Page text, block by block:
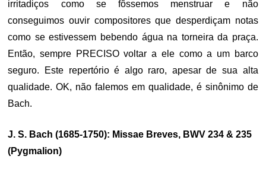
irritadiços como se fôssemos menstruar e não
conseguimos ouvir compositores que desperdiçam notas
como se estivessem bebendo água na torneira da praça.
Então, sempre PRECISO voltar a ele como a um barco
seguro. Este repertório é algo raro, apesar de sua alta
qualidade. OK, não falemos em qualidade, é sinônimo de
Bach.
J. S. Bach (1685-1750): Missae Breves, BWV 234 & 235
(Pygmalion)